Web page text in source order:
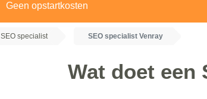
Geen opstartkosten
SEO specialist SEO specialist Venray
Wat doet een